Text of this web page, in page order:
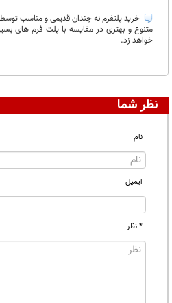
خرید پلتفرم نه چندان قدیمی و مناسب
متنوع و بهتری در مقایسه با پلت فرم های
خواهد زد.
نظر شما
نام
ایمیل
* نظر